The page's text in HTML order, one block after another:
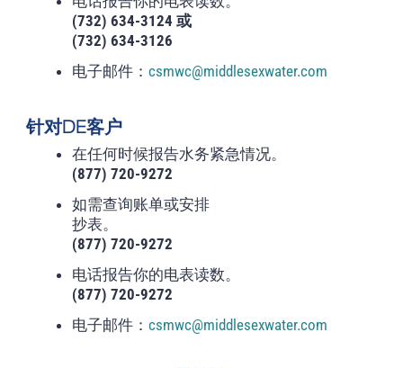
(732) 634-3124 或
(732) 634-3126
电子邮件： csmwc@middlesexwater.com
针对DE客户
在任何时候报告水务紧急情况。
(877) 720-9272
如需查询账单或安排
抄表。
(877) 720-9272
电话报告你的电表读数。
(877) 720-9272
电子邮件： csmwc@middlesexwater.com